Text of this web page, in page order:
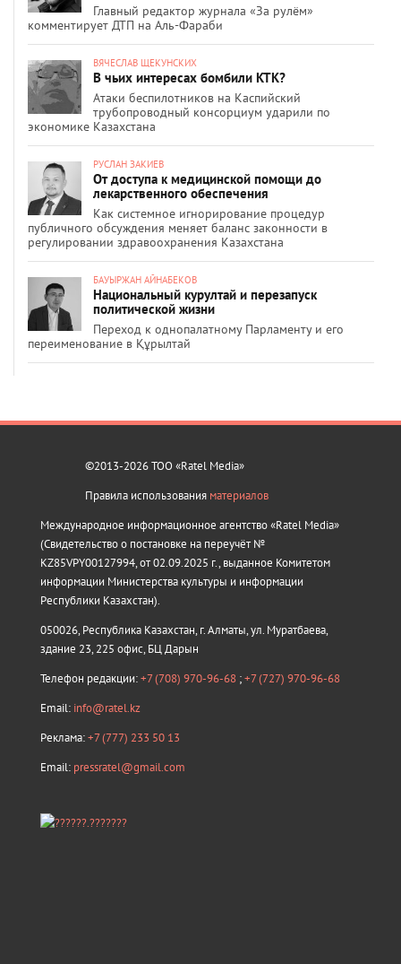
Главный редактор журнала «За рулём»
комментирует ДТП на Аль-Фараби
ВЯЧЕСЛАВ ЩЕКУНСКИХ
В чьих интересах бомбили КТК?
Атаки беспилотников на Каспийский
трубопроводный консорциум ударили по
экономике Казахстана
РУСЛАН ЗАКИЕВ
От доступа к медицинской помощи до
лекарственного обеспечения
Как системное игнорирование процедур
публичного обсуждения меняет баланс законности в
регулировании здравоохранения Казахстана
БАУЫРЖАН АЙНАБЕКОВ
Национальный курултай и перезапуск
политической жизни
Переход к однопалатному Парламенту и его
переименование в Құрылтай
©2013-2026 ТОО «Ratel Media»
Правила использования материалов
Международное информационное агентство «Ratel Media»
(Свидетельство о постановке на переучёт №
KZ85VPY00127994, от 02.09.2025 г., выданное Комитетом
информации Министерства культуры и информации
Республики Казахстан).
050026, Республика Казахстан, г. Алматы, ул. Муратбаева,
здание 23, 225 офис, БЦ Дарын
Телефон редакции:+7 (708) 970-96-68 ;+7 (727) 970-96-68
Email: info@ratel.kz
Реклама:+7 (777) 233 50 13
Email: pressratel@gmail.com